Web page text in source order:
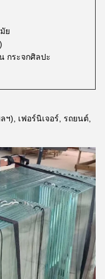
ย
กระจกศิลปะ
), เฟอร์นิเจอร์, รถยนต์,